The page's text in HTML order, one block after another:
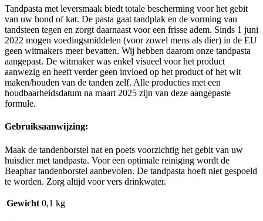
Tandpasta met leversmaak biedt totale bescherming voor het gebit
van uw hond of kat. De pasta gaat tandplak en de vorming van
tandsteen tegen en zorgt daarnaast voor een frisse adem. Sinds 1 juni
2022 mogen voedingsmiddelen (voor zowel mens als dier) in de EU
geen witmakers meer bevatten. Wij hebben daarom onze tandpasta
aangepast. De witmaker was enkel visueel voor het product
aanwezig en heeft verder geen invloed op het product of het wit
maken/houden van de tanden zelf. Alle producties met een
houdbaarheidsdatum na maart 2025 zijn van deze aangepaste
formule.
Gebruiksaanwijzing:
Maak de tandenborstel nat en poets voorzichtig het gebit van uw
huisdier met tandpasta. Voor een optimale reiniging wordt de
Beaphar tandenborstel aanbevolen. De tandpasta hoeft niet gespoeld
te worden. Zorg altijd voor vers drinkwater.
Gewicht 0,1 kg